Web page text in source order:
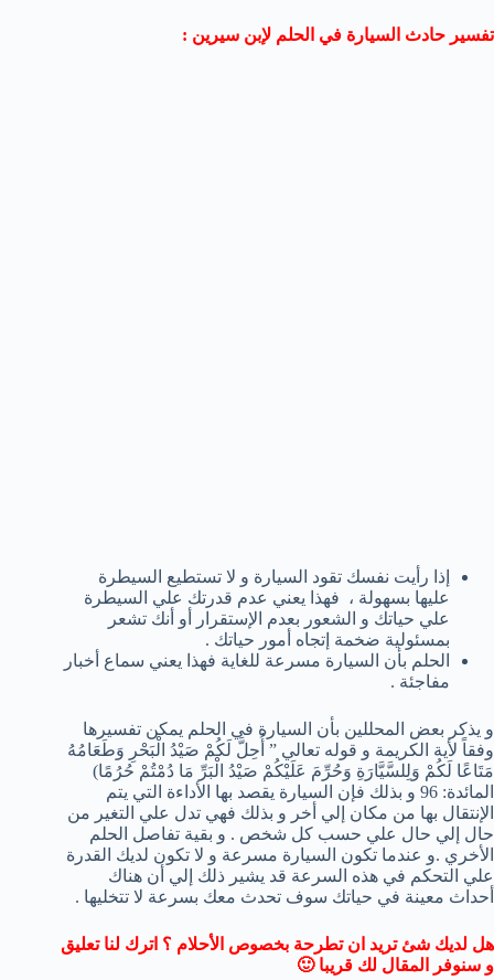
تفسير حادث السيارة في الحلم لإبن سيرين :
إذا رأيت نفسك تقود السيارة و لا تستطيع السيطرة
عليها بسهولة ، فهذا يعني عدم قدرتك علي السيطرة
علي حياتك و الشعور بعدم الإستقرار أو أنك تشعر
بمسئولية ضخمة إتجاه أمور حياتك .
الحلم بأن السيارة مسرعة للغاية فهذا يعني سماع أخبار
مفاجئة .
و يذكر بعض المحللين بأن السيارة في الحلم يمكن تفسيرها
وفقاً لأية الكريمة و قوله تعالي ” أُحِلَّ لَكُمْ صَيْدُ الْبَحْرِ وَطَعَامُهُ
مَتَاعًا لَكُمْ وَلِلسَّيَّارَةِ وَحُرِّمَ عَلَيْكُمْ صَيْدُ الْبَرِّ مَا دُمْتُمْ حُرُمًا)
المائدة: 96 و بذلك فإن السيارة يقصد بها الأداءة التي يتم
الإنتقال بها من مكان إلي أخر و بذلك فهي تدل علي التغير من
حال إلي حال علي حسب كل شخص . و بقية تفاصل الحلم
الأخري .و عندما تكون السيارة مسرعة و لا تكون لديك القدرة
علي التحكم في هذه السرعة قد يشير ذلك إلي أن هناك
أحداث معينة في حياتك سوف تحدث معك بسرعة لا تتخليها .
هل لديك شئ تريد ان تطرحة بخصوص الأحلام ؟ اترك لنا تعليق
و سنوفر المقال لك قريبا 🙂